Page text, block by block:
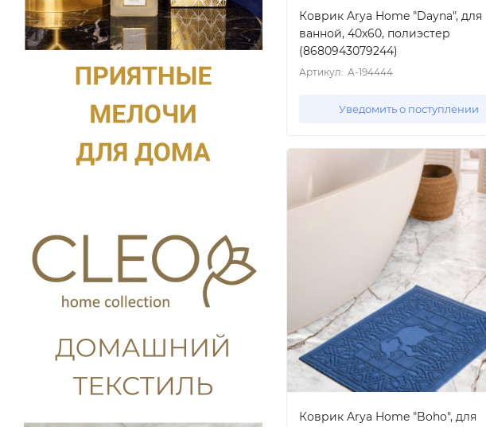
Коврик Arya Home "Dayna", для
ванной, 40x60, полиэстер
(8680943079244)
Артикул: A-194444
Уведомить о поступлении
Коврик Arya Home "Boho", для